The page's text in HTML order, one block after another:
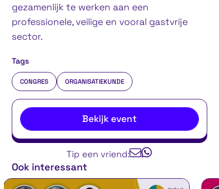
gezamenlijk te werken aan een
professionele, veilige en vooral gastvrije
sector.
Tags
CONGRES ORGANISATIEKUNDE
Bekijk event
Tip een vriend:
Ook interessant